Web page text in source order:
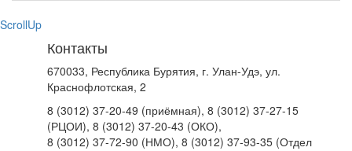
ScrollUp
Контакты
670033, Республика Бурятия, г. Улан-Удэ, ул.
Краснофлотская, 2
8 (3012) 37-20-49 (приёмная), 8 (3012) 37-27-15
(РЦОИ), 8 (3012) 37-20-43 (ОКО),
8 (3012) 37-72-90 (НМО), 8 (3012) 37-93-35 (Отдел